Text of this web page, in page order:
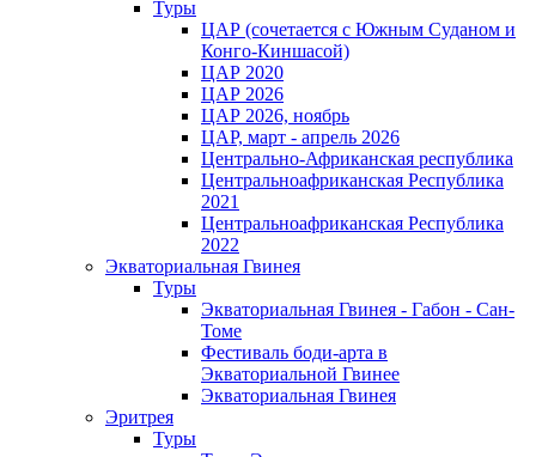
Туры
ЦАР (сочетается с Южным Суданом и
Конго-Киншасой)
ЦАР 2020
ЦАР 2026
ЦАР 2026, ноябрь
ЦАР, март - апрель 2026
Центрально-Африканская республика
Центральноафриканская Республика
2021
Центральноафриканская Республика
2022
Экваториальная Гвинея
Туры
Экваториальная Гвинея - Габон - Сан-
Томе
Фестиваль боди-арта в
Экваториальной Гвинее
Экваториальная Гвинея
Эритрея
Туры